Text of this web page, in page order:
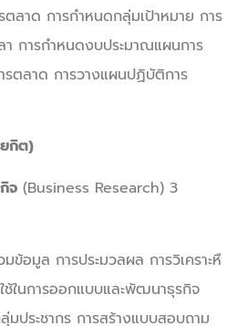
ตลาด การกำหนดกลุ่มเป้าหมาย การ
า การกำหนดงบประมาณแผนการ
ตลาด การวางแผนปฏิบัติการ
กิต)
จ (Business Research) 3
มข้อมูล การประมวลผล การวิเคราะหื
ช้ในการออกแบบและพัฒนาธุรกิจ
มประชากร การสร้างแบบสอบถาม